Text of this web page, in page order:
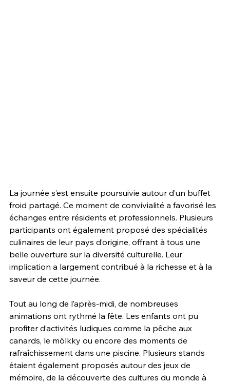
La journée s’est ensuite poursuivie autour d’un buffet
froid partagé. Ce moment de convivialité a favorisé les
échanges entre résidents et professionnels. Plusieurs
participants ont également proposé des spécialités
culinaires de leur pays d’origine, offrant à tous une
belle ouverture sur la diversité culturelle. Leur
implication a largement contribué à la richesse et à la
saveur de cette journée.
Tout au long de l’après-midi, de nombreuses
animations ont rythmé la fête. Les enfants ont pu
profiter d’activités ludiques comme la pêche aux
canards, le mölkky ou encore des moments de
rafraîchissement dans une piscine. Plusieurs stands
étaient également proposés autour des jeux de
mémoire, de la découverte des cultures du monde à